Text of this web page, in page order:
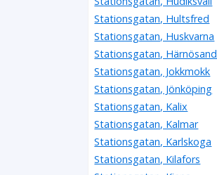
Stationsgatan, Hultsfred
Stationsgatan, Huskvarna
Stationsgatan, Härnösand
Stationsgatan, Jokkmokk
Stationsgatan, Jönköping
Stationsgatan, Kalix
Stationsgatan, Kalmar
Stationsgatan, Karlskoga
Stationsgatan, Kilafors